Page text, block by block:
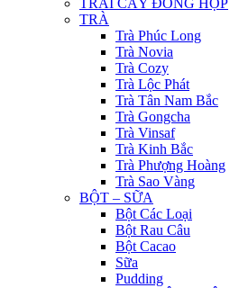
TRÀ
Trà Phúc Long
Trà Novia
Trà Cozy
Trà Lộc Phát
Trà Tân Nam Bắc
Trà Gongcha
Trà Vinsaf
Trà Kinh Bắc
Trà Phượng Hoàng
Trà Sao Vàng
BỘT – SỮA
Bột Các Loại
Bột Rau Câu
Bột Cacao
Sữa
Pudding